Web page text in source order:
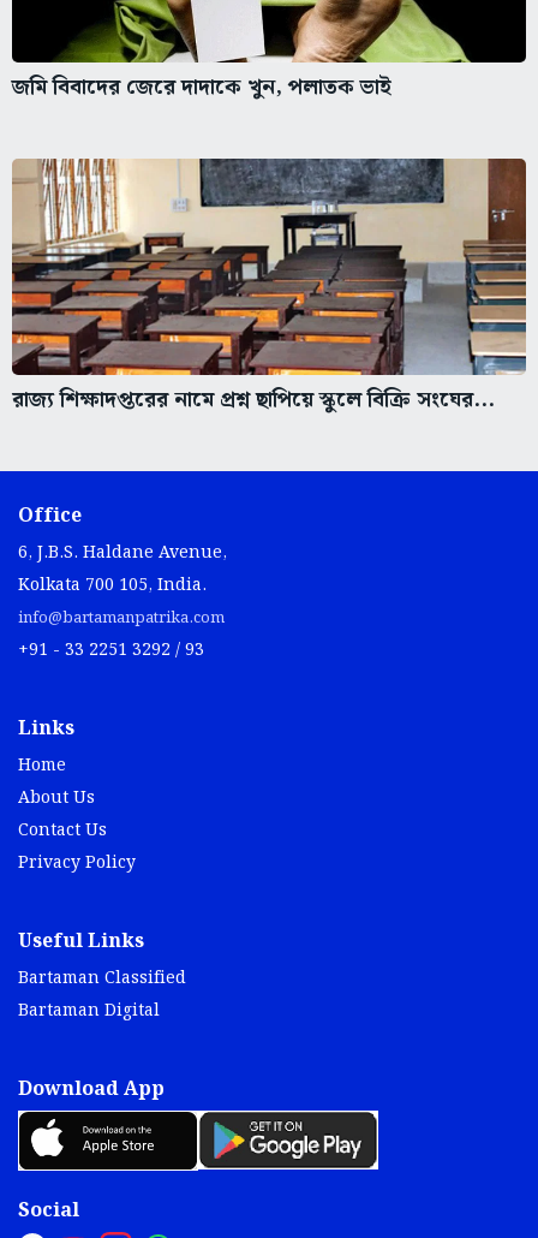
জমি বিবাদের জেরে দাদাকে খুন, পলাতক ভাই
রাজ্য শিক্ষাদপ্তরের নামে প্রশ্ন ছাপিয়ে স্কুলে বিক্রি সংঘের...
Office
6, J.B.S. Haldane Avenue,
Kolkata 700 105, India.
info@bartamanpatrika.com
+91 - 33 2251 3292 / 93
Links
Home
About Us
Contact Us
Privacy Policy
Useful Links
Bartaman Classified
Bartaman Digital
Download App
Social